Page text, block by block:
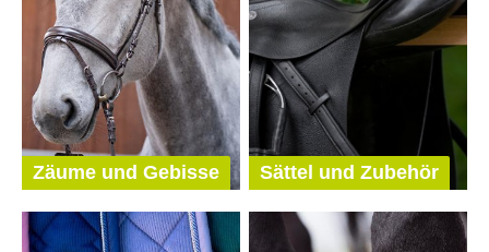
Zäume und Gebisse Sättel und Zubehör